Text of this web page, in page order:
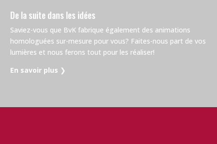
De la suite dans les idées
Saviez-vous que BvK fabrique également des animations
homologuées sur-mesure pour vous? Faites-nous part de vos
lumières et nous ferons tout pour les réaliser!
En savoir plus ❯